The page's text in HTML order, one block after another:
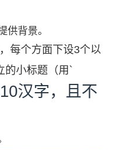
供背景。
每个方面下设3个以
的小标题（用`
汉字，且不